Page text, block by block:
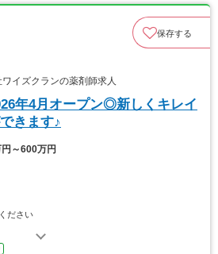
保存する
イズクランの薬剤師求人
年4月オープン◎新しくキレイ
きます♪
円～600万円
ださい